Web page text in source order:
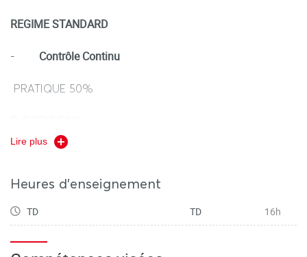
REGIME STANDARD
- Contrôle Continu
PRATIQUE 50%
Durée de l’ensemble des épreuves avec tiers temps 30
dérogatoires)
Lire plus
Heures d'enseignement
TD TD 16h